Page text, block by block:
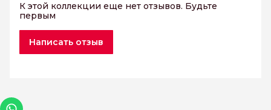
К этой коллекции еще нет отзывов. Будьте
первым
Написать отзыв